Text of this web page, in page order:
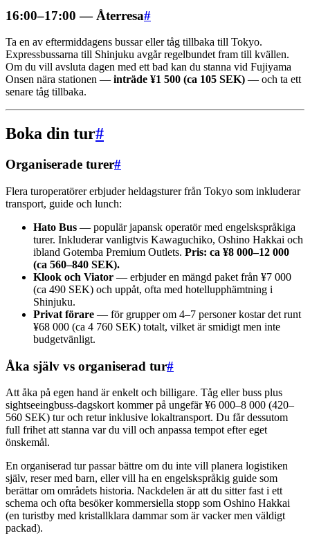
16:00–17:00 — Återresa#
Ta en av eftermiddagens bussar eller tåg tillbaka till Tokyo.
Expressbussarna till Shinjuku avgår regelbundet fram till kvällen.
Om du vill avsluta dagen med ett bad kan du stanna vid Fujiyama
Onsen nära stationen — inträde ¥1 500 (ca 105 SEK) — och ta ett
senare tåg tillbaka.
Boka din tur#
Organiserade turer#
Flera turoperatörer erbjuder heldagsturer från Tokyo som inkluderar
transport, guide och lunch:
Hato Bus — populär japansk operatör med engelskspråkiga
turer. Inkluderar vanligtvis Kawaguchiko, Oshino Hakkai och
ibland Gotemba Premium Outlets. Pris: ca ¥8 000–12 000
(ca 560–840 SEK).
Klook och Viator — erbjuder en mängd paket från ¥7 000
(ca 490 SEK) och uppåt, ofta med hotellupphämtning i
Shinjuku.
Privat förare — för grupper om 4–7 personer kostar det runt
¥68 000 (ca 4 760 SEK) totalt, vilket är smidigt men inte
budgetvänligt.
Åka själv vs organiserad tur#
Att åka på egen hand är enkelt och billigare. Tåg eller buss plus
sightseeingbuss-dagskort kommer på ungefär ¥6 000–8 000 (420–
560 SEK) tur och retur inklusive lokaltransport. Du får dessutom
full frihet att stanna var du vill och anpassa tempot efter eget
önskemål.
En organiserad tur passar bättre om du inte vill planera logistiken
själv, reser med barn, eller vill ha en engelskspråkig guide som
berättar om områdets historia. Nackdelen är att du sitter fast i ett
schema och ofta besöker kommersiella stopp som Oshino Hakkai
(en turistby med kristallklara dammar som är vacker men väldigt
packad).